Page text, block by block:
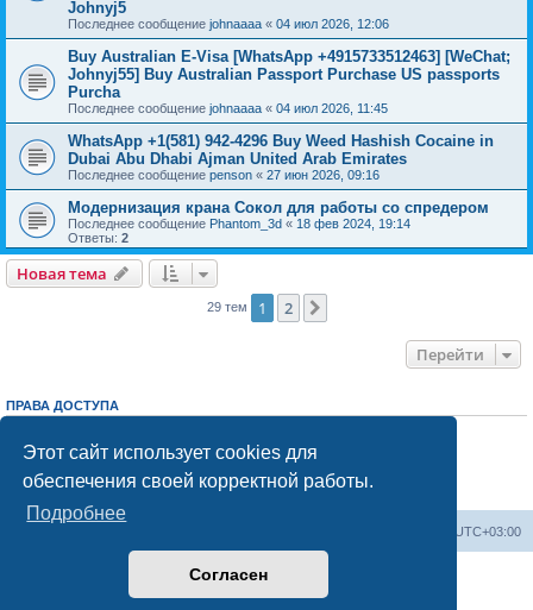
Этот сайт использует cookies для
обеспечения своей корректной работы.
Подробнее
Согласен
Johnyj5
Последнее сообщение johnaaaa « 04 июл 2026, 12:06
Buy Australian E-Visa [WhatsApp +4915733512463] [WeChat;
Johnyj55] Buy Australian Passport Purchase US passports
Purcha
Последнее сообщение johnaaaa « 04 июл 2026, 11:45
WhatsApp +1(581) 942-4296 Buy Weed Hashish Cocaine in
Dubai Abu Dhabi Ajman United Arab Emirates
Последнее сообщение penson « 27 июн 2026, 09:16
Модернизация крана Сокол для работы со спредером
Последнее сообщение Phantom_3d « 18 фев 2024, 19:14
Ответы: 2
Новая тема
29 тем 1 2
Перейти
ПРАВА ДОСТУПА
Выне можетеотвечать на сообщения
Выне можетередактировать свои сообщения
Выне можетеудалять свои сообщения
добавлять вложения
UTC+03:00
Создано на основеphpBB® Forum Software © phpBB Limited
Русская поддержка phpBB